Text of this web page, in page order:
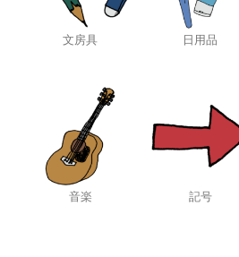
文房具 日用品
音楽 記号